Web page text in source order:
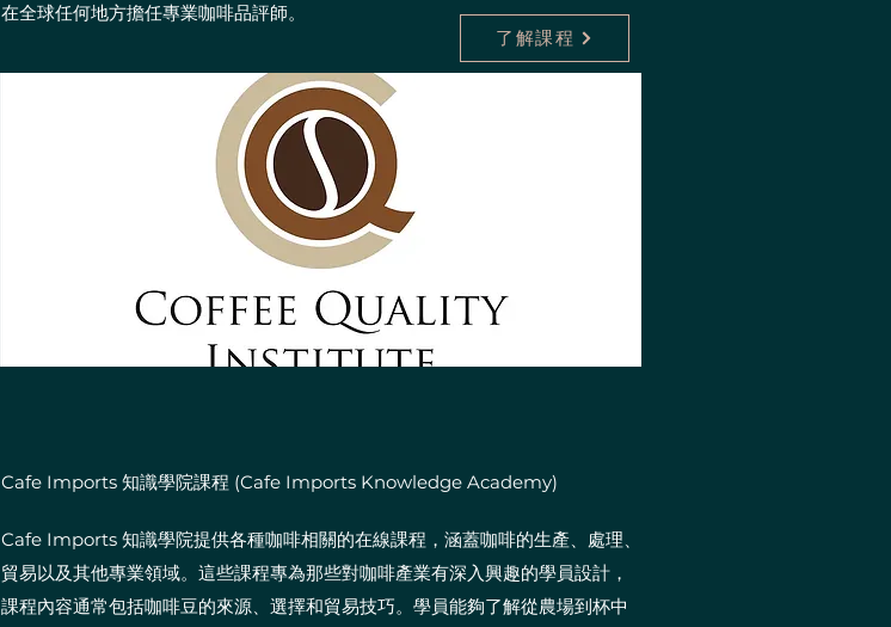
在全球任何地方擔任專業咖啡品評師。
了解課程
Cafe Imports 知識學院課程 (Cafe Imports Knowledge Academy)
Cafe Imports 知識學院提供各種咖啡相關的在線課程，涵蓋咖啡的生產、處理、
貿易以及其他專業領域。這些課程專為那些對咖啡產業有深入興趣的學員設計，
課程內容通常包括咖啡豆的來源、選擇和貿易技巧。學員能夠了解從農場到杯中